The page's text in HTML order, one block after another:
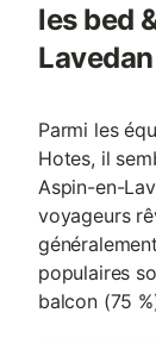
les bed
Parmi les
Hotes, il
Aspin-en-
voyageurs
populaires
balcon (75